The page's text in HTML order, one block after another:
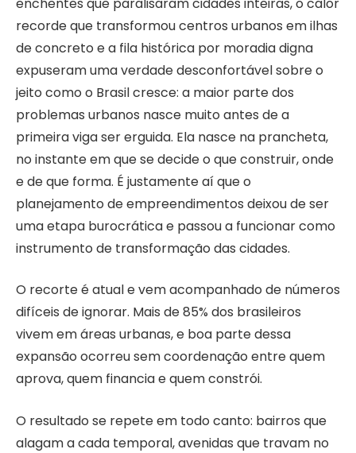
recorde que transformou centros urbanos em ilhas
de concreto e a fila histórica por moradia digna
expuseram uma verdade desconfortável sobre o
jeito como o Brasil cresce: a maior parte dos
problemas urbanos nasce muito antes de a
primeira viga ser erguida. Ela nasce na prancheta,
no instante em que se decide o que construir, onde
e de que forma. É justamente aí que o
planejamento de empreendimentos deixou de ser
uma etapa burocrática e passou a funcionar como
instrumento de transformação das cidades.
O recorte é atual e vem acompanhado de números
difíceis de ignorar. Mais de 85% dos brasileiros
vivem em áreas urbanas, e boa parte dessa
expansão ocorreu sem coordenação entre quem
aprova, quem financia e quem constrói.
O resultado se repete em todo canto: bairros que
alagam a cada temporal, avenidas que travam no